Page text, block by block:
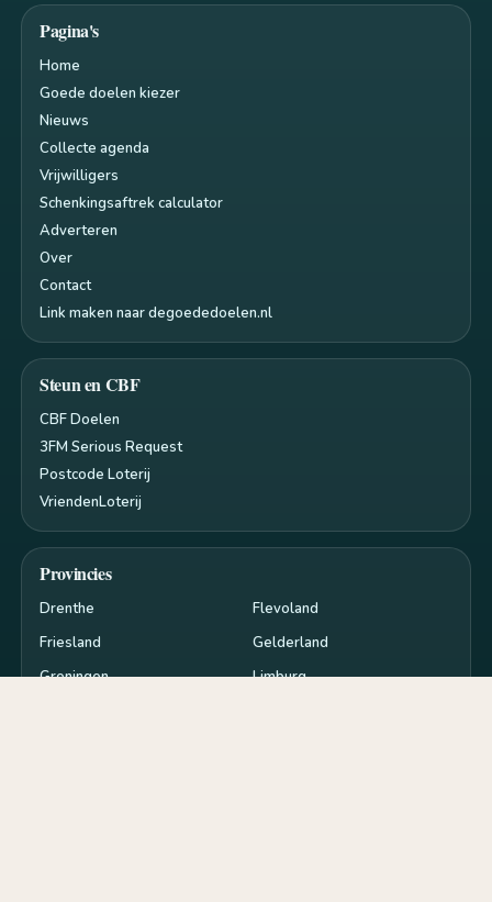
Pagina's
Home
Goede doelen kiezer
Nieuws
Collecte agenda
Vrijwilligers
Schenkingsaftrek calculator
Adverteren
Over
Contact
Link maken naar degoededoelen.nl
Steun en CBF
CBF Doelen
3FM Serious Request
Postcode Loterij
VriendenLoterij
Provincies
Drenthe
Flevoland
Friesland
Gelderland
Groningen
Limburg